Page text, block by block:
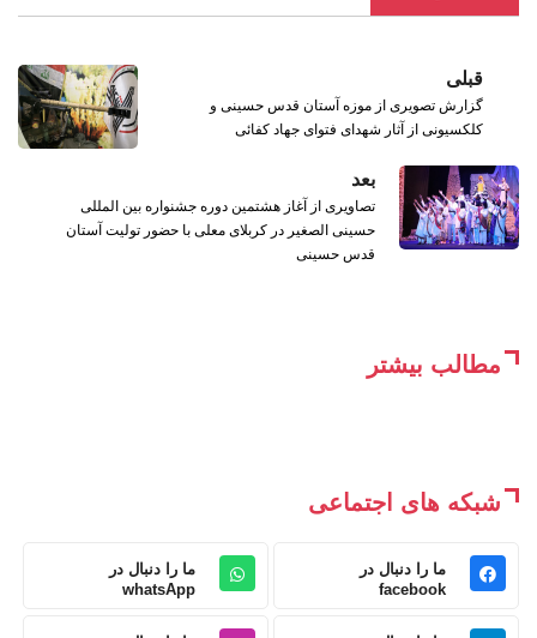
قبلی
گزارش تصویری از موزه آستان قدس حسینی و
کلکسیونی از آثار شهدای فتوای جهاد کفائی
بعد
تصاویری از آغاز هشتمین دوره جشنواره بین المللی
حسینی الصغیر در کربلای معلی با حضور تولیت آستان
قدس حسینی
مطالب بیشتر
شبکه های اجتماعی
ما را دنبال در
facebook
ما را دنبال در
whatsApp